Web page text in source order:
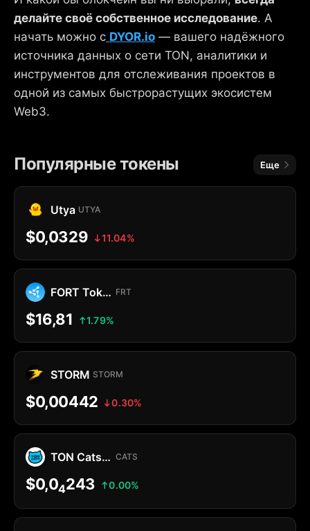
делайте своё собственное исследование. А
начать можно с DYOR.io — вашего надёжного
источника данных о сети TON, аналитики и
инструментов для отслеживания проектов в
одной из самых быстрорастущих экосистем
Web3.
Популярные токены Еще
Utya UTYA
$0,0329 11.04%
FORT Token FRT
$16,81 1.79%
STORM STORM
$0,00442 0.30%
TON Cats Jetton CATS
$0,04243 0.00%